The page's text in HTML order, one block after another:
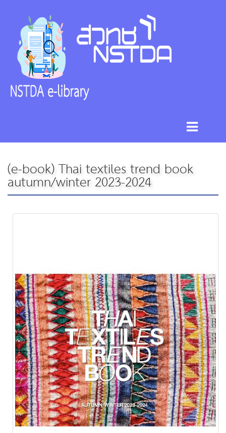
(e-book) Thai textiles trend book
autumn/winter 2023-2024